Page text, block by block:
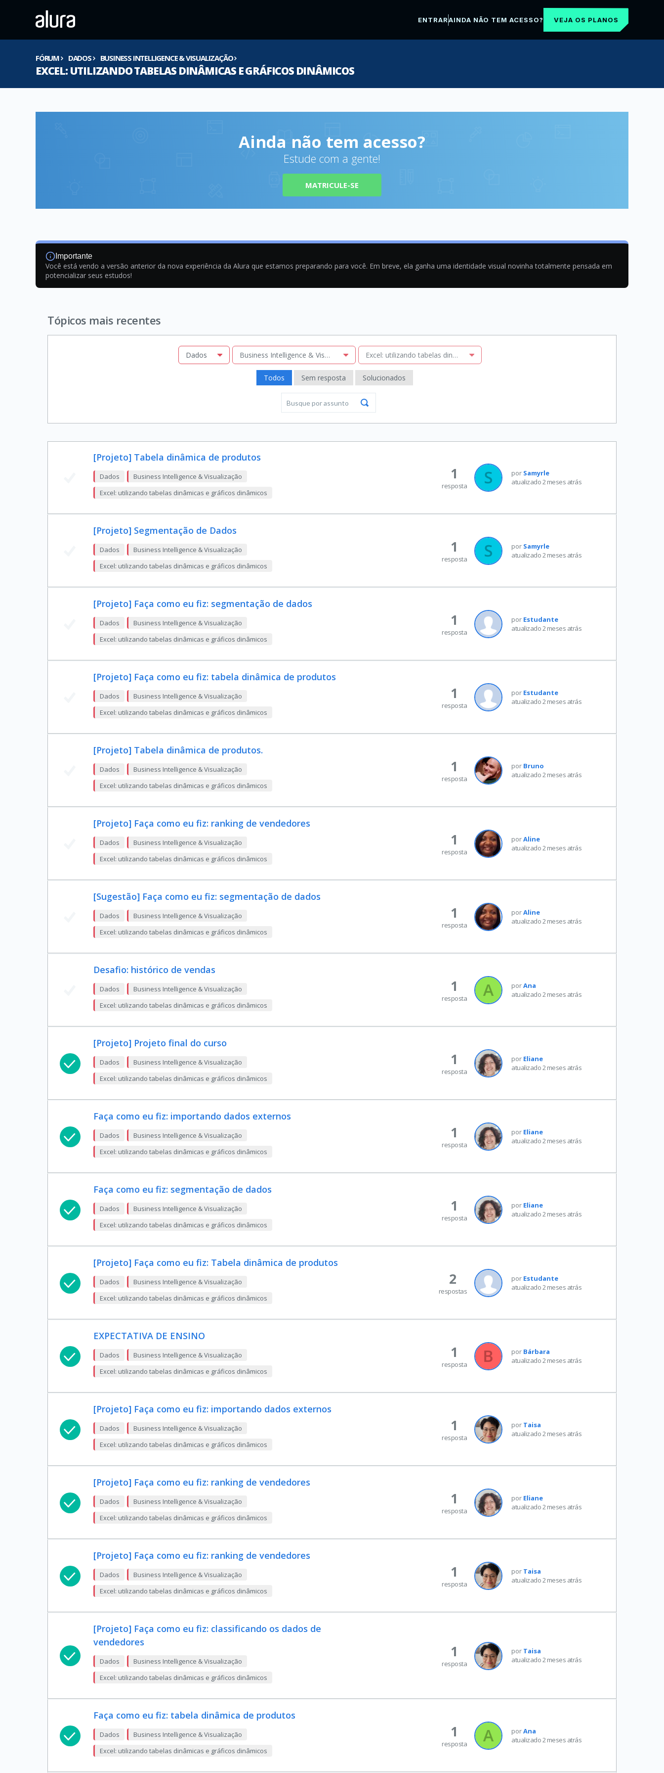
ENTRARAINDA NÃO TEM ACESSO? VEJA OS PLANOS
FÓRUM DADOS BUSINESS INTELLIGENCE & VISUALIZAÇÃO
EXCEL: UTILIZANDO TABELAS DINÂMICAS E GRÁFICOS DINÂMICOS
Ainda não tem acesso?
Estude com a gente!
MATRICULE-SE
Importante
Você está vendo a versão anterior da nova experiência da Alura que estamos preparando para você. Em breve, ela ganha uma identidade visual novinha totalmente pensada em
potencializar seus estudos!
Tópicos mais recentes
Dados Business Intelligence & Visualização Excel: utilizando tabelas dinâmicas e gráficos dinâmicos
Todos Sem resposta Solucionados
[Projeto] Tabela dinâmica de produtos
Dados
Business Intelligence & Visualização
Excel: utilizando tabelas dinâmicas e gráficos dinâmicos
por Samyrle
atualizado 2 meses atrás
1
resposta
[Projeto] Segmentação de Dados
Dados
Business Intelligence & Visualização
Excel: utilizando tabelas dinâmicas e gráficos dinâmicos
por Samyrle
atualizado 2 meses atrás
1
resposta
[Projeto] Faça como eu fiz: segmentação de dados
Dados
Business Intelligence & Visualização
Excel: utilizando tabelas dinâmicas e gráficos dinâmicos
por Estudante
atualizado 2 meses atrás
1
resposta
[Projeto] Faça como eu fiz: tabela dinâmica de produtos
Dados
Business Intelligence & Visualização
Excel: utilizando tabelas dinâmicas e gráficos dinâmicos
por Estudante
atualizado 2 meses atrás
1
resposta
[Projeto] Tabela dinâmica de produtos.
Dados
Business Intelligence & Visualização
Excel: utilizando tabelas dinâmicas e gráficos dinâmicos
por Bruno
atualizado 2 meses atrás
1
resposta
[Projeto] Faça como eu fiz: ranking de vendedores
Dados
Business Intelligence & Visualização
Excel: utilizando tabelas dinâmicas e gráficos dinâmicos
porAline
atualizado 2 meses atrás
1
resposta
[Sugestão] Faça como eu fiz: segmentação de dados
Dados
Business Intelligence & Visualização
Excel: utilizando tabelas dinâmicas e gráficos dinâmicos
porAline
atualizado 2 meses atrás
1
resposta
Desafio: histórico de vendas
Dados
Business Intelligence & Visualização
Excel: utilizando tabelas dinâmicas e gráficos dinâmicos
porAna
atualizado 2 meses atrás
1
resposta
[Projeto] Projeto final do curso
Dados
Business Intelligence & Visualização
Excel: utilizando tabelas dinâmicas e gráficos dinâmicos
por Eliane
atualizado 2 meses atrás
1
resposta
Faça como eu fiz: importando dados externos
Dados
Business Intelligence & Visualização
Excel: utilizando tabelas dinâmicas e gráficos dinâmicos
por Eliane
atualizado 2 meses atrás
1
resposta
Faça como eu fiz: segmentação de dados
Dados
Business Intelligence & Visualização
Excel: utilizando tabelas dinâmicas e gráficos dinâmicos
por Eliane
atualizado 2 meses atrás
1
resposta
[Projeto] Faça como eu fiz: Tabela dinâmica de produtos
Dados
Business Intelligence & Visualização
Excel: utilizando tabelas dinâmicas e gráficos dinâmicos
por Estudante
atualizado 2 meses atrás
2
respostas
EXPECTATIVA DE ENSINO
Dados
Business Intelligence & Visualização
Excel: utilizando tabelas dinâmicas e gráficos dinâmicos
por Bárbara
atualizado 2 meses atrás
1
resposta
[Projeto] Faça como eu fiz: importando dados externos
Dados
Business Intelligence & Visualização
Excel: utilizando tabelas dinâmicas e gráficos dinâmicos
por Taisa
atualizado 2 meses atrás
1
resposta
[Projeto] Faça como eu fiz: ranking de vendedores
Dados
Business Intelligence & Visualização
Excel: utilizando tabelas dinâmicas e gráficos dinâmicos
por Eliane
atualizado 2 meses atrás
1
resposta
[Projeto] Faça como eu fiz: ranking de vendedores
Dados
Business Intelligence & Visualização
Excel: utilizando tabelas dinâmicas e gráficos dinâmicos
por Taisa
atualizado 2 meses atrás
1
resposta
[Projeto] Faça como eu fiz: classificando os dados de
vendedores
Dados
Business Intelligence & Visualização
Excel: utilizando tabelas dinâmicas e gráficos dinâmicos
por Taisa
atualizado 2 meses atrás
1
resposta
Faça como eu fiz: tabela dinâmica de produtos
Dados
Business Intelligence & Visualização
Excel: utilizando tabelas dinâmicas e gráficos dinâmicos
porAna
atualizado 2 meses atrás
1
resposta